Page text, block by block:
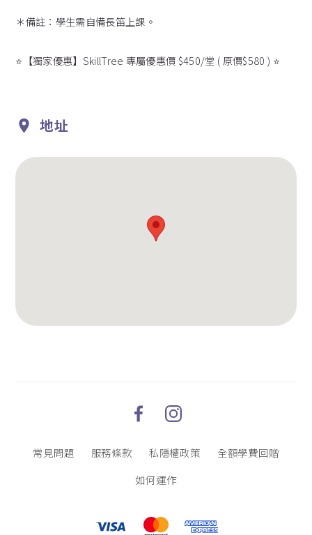
＊備註：學生需自備長笛上課。
⭐️【獨家優惠】SkillTree 專屬優惠價 $450/堂 ( 原價$580 ) ⭐️
地址
常見問題 服務條款 私隱權政策
全額學費回贈
如何運作